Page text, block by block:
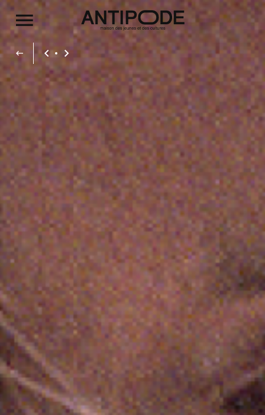
Aller au contenu principal